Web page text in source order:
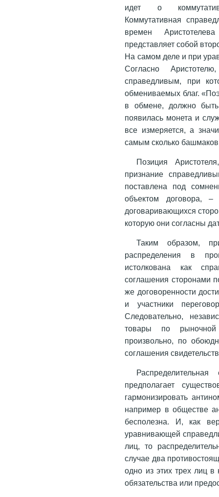
идет о
Коммутативная
времен
представляет собой
На самом деле и при
Согласно
справедливым, при
обмениваемых благ.
в обмене, должно быть
появилась монета и
все измеряется, а
самым сколько
Позиция
признание
поставлена под
объектом договора,
договаривающихся
которую они согласны
Таким образом,
распределения в
истолкована как
соглашения сторонами
же договоренности
и участники
Следовательно,
товары по рыночной
произвольно, по
соглашения
предполагает
гармонизировать
например в обществе
бесполезна. И, как
уравнивающей
лиц, то
случае два
одно из этих трех лиц в
обязательства или